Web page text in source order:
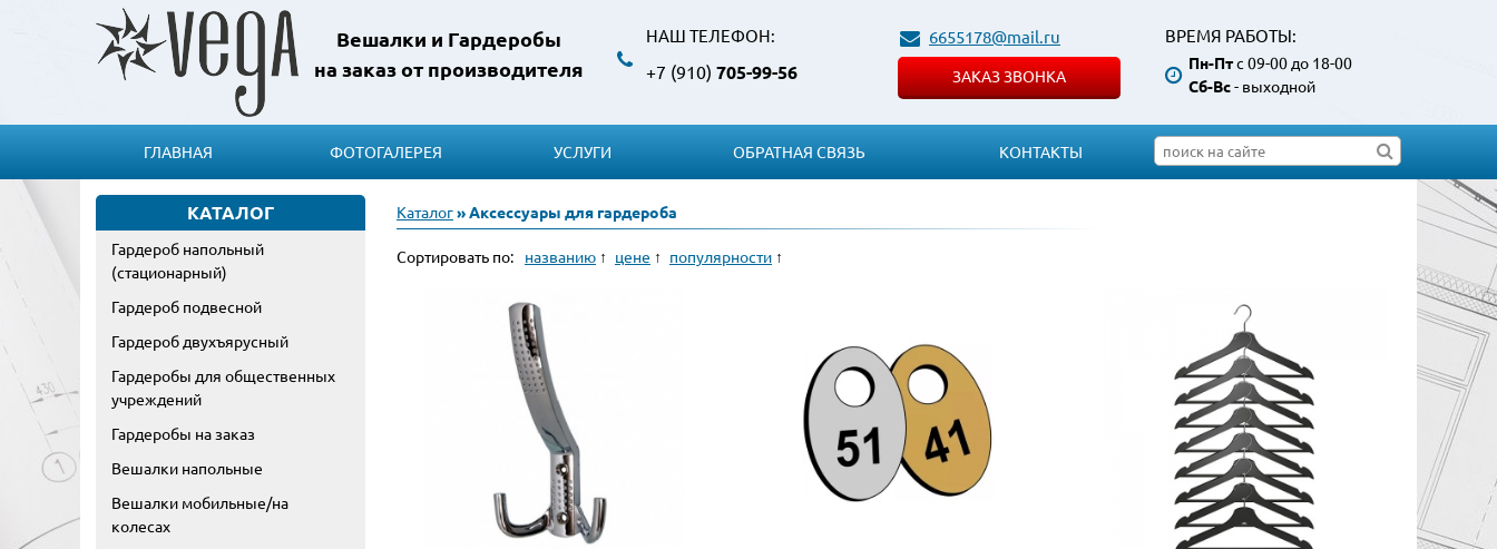
Вешалки и Гардеробы
на заказ от производителя
НАШ ТЕЛЕФОН:
+7 (910) 705-99-56
6655178@mail.ru
ЗАКАЗ ЗВОНКА
ВРЕМЯ РАБОТЫ:
Пн-Птс 09-00 до 18-00
Сб-Вс- выходной
ГЛАВНАЯ ФОТОГАЛЕРЕЯ УСЛУГИ ОБРАТНАЯ СВЯЗЬ КОНТАКТЫ
КАТАЛОГ
Гардероб напольный
(стационарный)
Гардероб подвесной
Гардероб двухъярусный
Гардеробы для общественных
учреждений
Гардеробы на заказ
Вешалки напольные
Вешалки мобильные/на
колесах
Каталог» Аксессуары для гардероба
Сортировать по: названию цене популярности